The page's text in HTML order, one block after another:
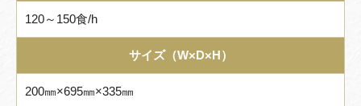
120～150食/h
サイズ（W×D×H）
200㎜×695㎜×335㎜